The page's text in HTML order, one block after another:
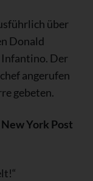
über
Donald
Infantino. Der
angerufen
gebeten.
New York Post